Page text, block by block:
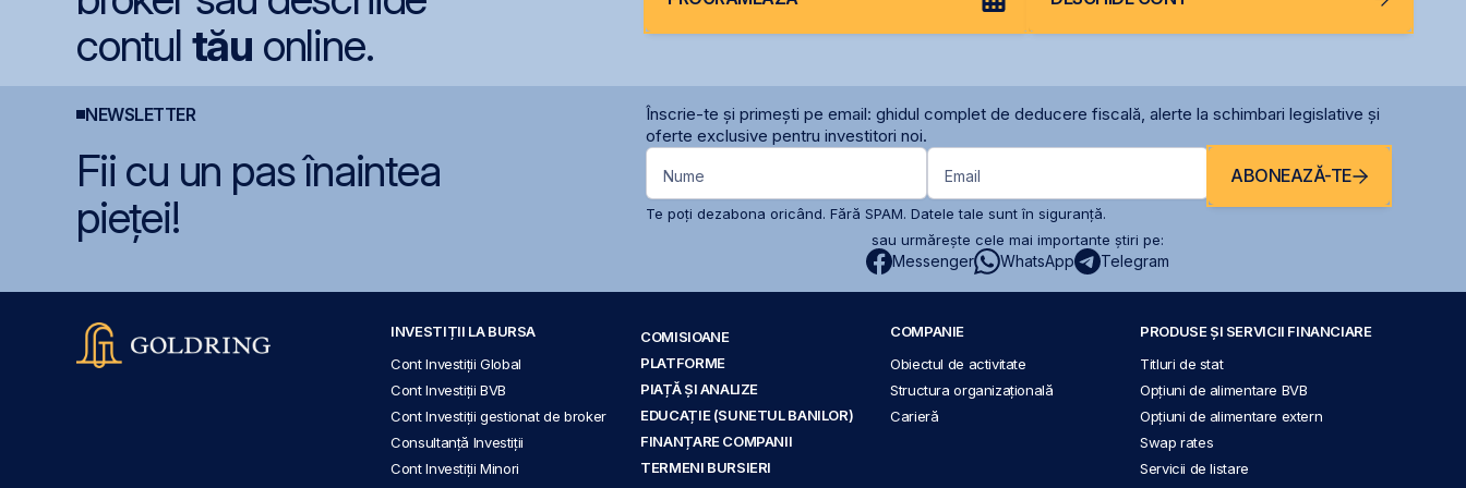
contul tău online.
NEWSLETTER
Înscrie-te și primești pe email: ghidul complet de deducere fiscală, alerte la schimbari legislative și
oferte exclusive pentru investitori noi.
Fii cu un pas înaintea
pieței!
Nume Email ABONEAZĂ-TE
Te poți dezabona oricând. Fără SPAM. Datele tale sunt în siguranță.
sau urmărește cele mai importante știri pe:
Messenger WhatsApp Telegram
INVESTIȚII LA BURSA
Cont Investiții Global
Cont Investiții BVB
Cont Investiții gestionat de broker
Consultanță Investiții
Cont Investiții Minori
COMISIOANE
PLATFORME
PIAȚĂ ȘI ANALIZE
EDUCAȚIE (SUNETUL BANILOR)
FINANȚARE COMPANII
TERMENI BURSIERI
COMPANIE
Obiectul de activitate
Structura organizațională
Carieră
PRODUSE ȘI SERVICII FINANCIARE
Titluri de stat
Opțiuni de alimentare BVB
Opțiuni de alimentare extern
Swap rates
Servicii de listare